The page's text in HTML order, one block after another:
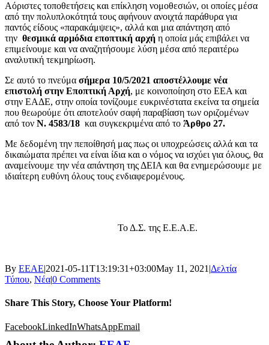
Αόριστες τοποθετήσεις και επίκληση νομοθεσιών, οι οποίες μέσα
από την πολυπλοκότητά τους αφήνουν ανοιχτά παράθυρα για
παντός είδους «παρακάμψεις», αλλά και μια απάντηση από
την θεσμικά αρμόδια εποπτική αρχή η οποία μάς επιβάλει να
επιμείνουμε και να αναζητήσουμε λύση μέσα από περαιτέρω
αναλυτική τεκμηρίωση.
Σε αυτό το πνεύμα σήμερα 10/5/2021 αποστέλλουμε νέα
επιστολή στην Εποπτική Αρχή, με κοινοποίηση στο ΕΕΑ και
στην ΕΑΔΕ, στην οποία τονίζουμε ευκρινέστατα εκείνα τα σημεία
που θεωρούμε ότι αποτελούν σαφή παραβίαση των οριζομένων
από τον Ν. 4583/18 και συγκεκριμένα από το Άρθρο 27.
Με δεδομένη την πεποίθησή μας πως οι υποχρεώσεις αλλά και τα
δικαιώματα πρέπει να είναι ίδια και ο νόμος να ισχύει για όλους, θα
αναμείνουμε την νέα απάντηση της ΔΕΙΑ και θα ενημερώσουμε με
ιδιαίτερη ευθύνη όλους τους ενδιαφερομένους.
Το Δ.Σ. της Ε.Ε.Α.Ε.
By ΕΕΑΕ|2021-05-11T13:19:31+03:00May 11, 2021 |Δελτία
Τύπου, Νέα|0 Comments
Share This Story, Choose Your Platform!
FacebookLinkedInWhatsAppEmail